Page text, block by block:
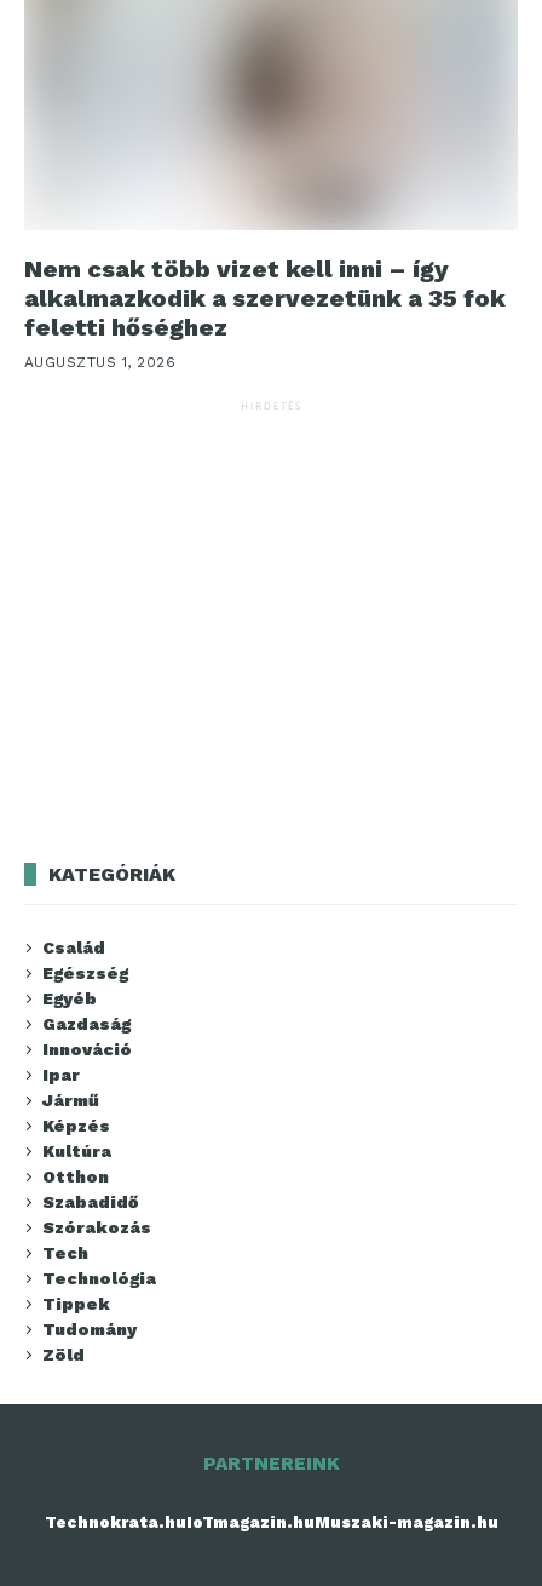
Nem csak több vizet kell inni – így
alkalmazkodik a szervezetünk a 35 fok
feletti hőséghez
AUGUSZTUS 1, 2026
HIRDETÉS
KATEGÓRIÁK
Család
Egészség
Egyéb
Gazdaság
Innováció
Ipar
Jármű
Képzés
Kultúra
Otthon
Szabadidő
Szórakozás
Tech
Technológia
Tippek
Tudomány
Zöld
PARTNEREINK
Technokrata.huIoTmagazin.huMuszaki-magazin.hu